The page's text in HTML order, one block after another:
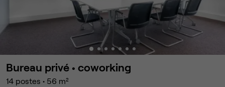
Bureau privé • coworking
14 postes • 56 m²